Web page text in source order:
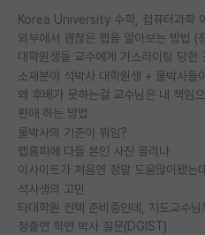
외부에서 괜찮은 랩을 알아보는 방법 (
소재분야 석박사 대학원생 + 물박사들
편애 하는 방법
물박사의 기준이 뭐임?
랩홈피에 다들 본인 사진 올리냐
이사이트가 처음엔 정말 도움많이됐는데
석사생의 고민
정출연 학연 박사 질문(DGIST)